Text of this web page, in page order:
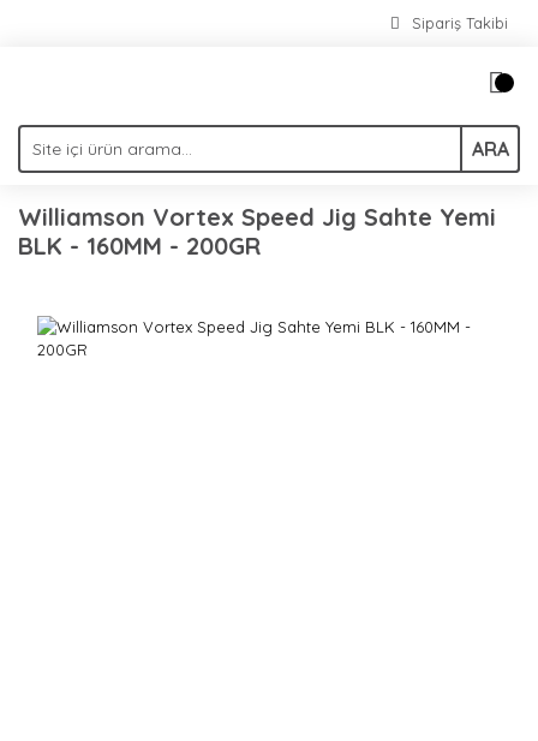
Sipariş Takibi
ARA
Williamson Vortex Speed Jig Sahte Yemi
BLK - 160MM - 200GR